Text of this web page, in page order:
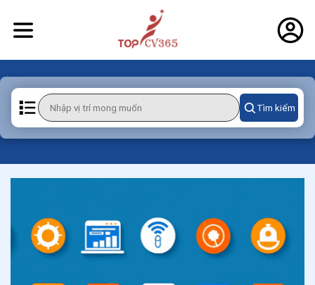
Tìm kiếm